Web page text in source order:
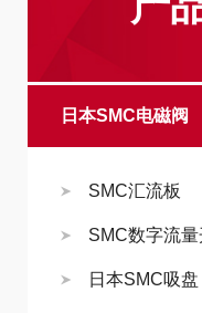
日本SMC电磁阀
SMC汇流板
SMC数字流量
日本SMC吸盘